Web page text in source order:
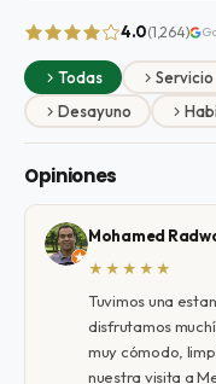
4.0(1,264)
Todas Servicio
Desayuno
Opiniones
Mohamed
★★★★★
Tuvimos una
disfrutamos
muy cómodo,
nuestra visita a